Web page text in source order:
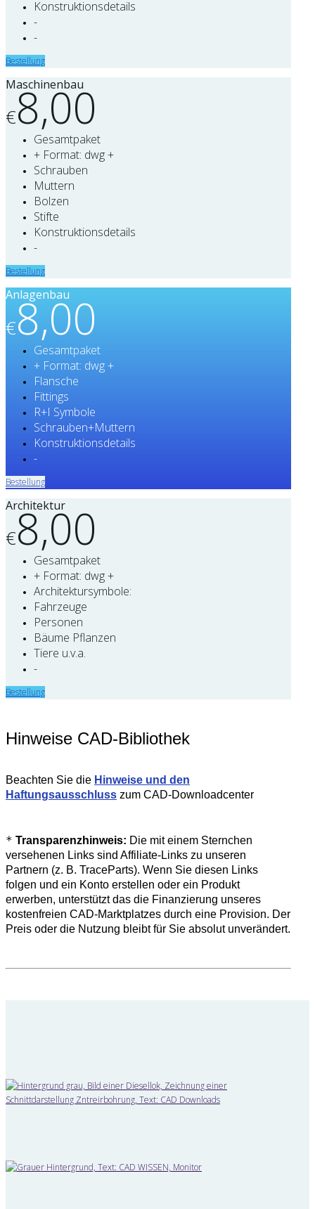
Konstruktionsdetails
-
-
Bestellung
Maschinenbau
€8,00
Gesamtpaket
+ Format: dwg +
Schrauben
Muttern
Bolzen
Stifte
Konstruktionsdetails
-
Bestellung
Anlagenbau
€8,00
Gesamtpaket
+ Format: dwg +
Flansche
Fittings
R+I Symbole
Schrauben+Muttern
Konstruktionsdetails
-
Bestellung
Architektur
€8,00
Gesamtpaket
+ Format: dwg +
Architektursymbole:
Fahrzeuge
Personen
Bäume Pflanzen
Tiere u.v.a.
-
Bestellung
Hinweise CAD-Bibliothek
Beachten Sie die Hinweise und den
Haftungsausschluss zum CAD-Downloadcenter
* Transparenzhinweis: Die mit einem Sternchen
versehenen Links sind Affiliate-Links zu unseren
Partnern (z. B. TraceParts). Wenn Sie diesen Links
folgen und ein Konto erstellen oder ein Produkt
erwerben, unterstützt das die Finanzierung unseres
kostenfreien CAD-Marktplatzes durch eine Provision. Der
Preis oder die Nutzung bleibt für Sie absolut unverändert.